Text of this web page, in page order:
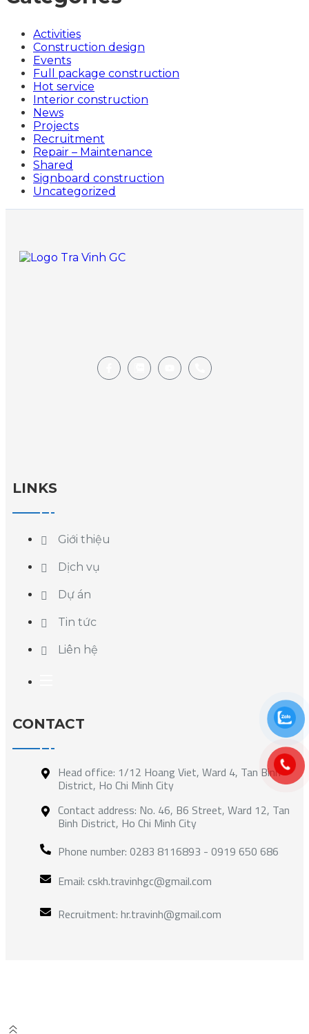
Activities
Construction design
Events
Full package construction
Hot service
Interior construction
News
Projects
Recruitment
Repair – Maintenance
Shared
Signboard construction
Uncategorized
LINKS
Giới thiệu
Dịch vụ
Dự án
Tin tức
Liên hệ
CONTACT
Head office: 1/12 Hoang Viet, Ward 4, Tan Binh
District, Ho Chi Minh City
Contact address: No. 46, B6 Street, Ward 12, Tan
Binh District, Ho Chi Minh City
Phone number: 0283 8116893 - 0919 650 686
Email: cskh.travinhgc@gmail.com
Recruitment: hr.travinh@gmail.com